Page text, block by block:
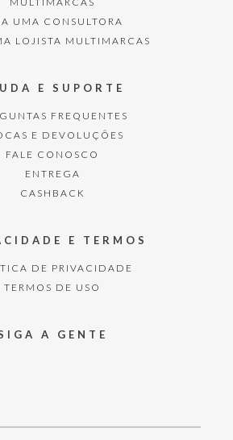
UMA CONSULTORA
LOJISTA MULTIMARCAS
E SUPORTE
FREQUENTES
E DEVOLUÇÕES
FALE CONOSCO
ENTREGA
CASHBACK
E TERMOS
DE PRIVACIDADE
TERMOS DE USO
A GENTE